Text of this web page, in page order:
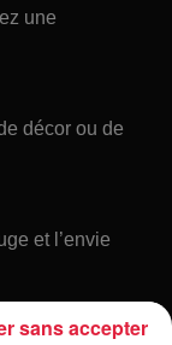
une
décor ou de
et l’envie
sans accepter